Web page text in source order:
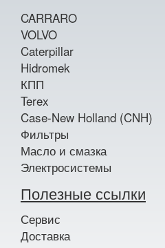
CARRARO
VOLVO
Caterpillar
Hidromek
КПП
Terex
Case-New Holland (CNH)
Фильтры
Масло и смазка
Электросистемы
Полезные ссылки
Сервис
Доставка